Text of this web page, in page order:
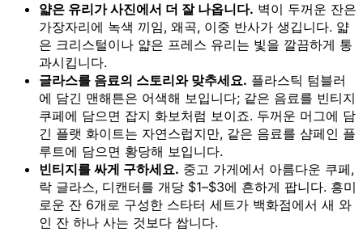
얇은 유리가 사진에서 더 잘 나옵니다. 벽이 두꺼운 잔은
가장자리에 녹색 끼임, 왜곡, 이중 반사가 생깁니다. 얇
은 크리스털이나 얇은 프레스 유리는 빛을 깔끔하게 통
과시킵니다.
글라스를 음료의 스토리와 맞추세요. 플라스틱 텀블러
에 담긴 맨해튼은 어색해 보입니다; 같은 음료를 빈티지
쿠페에 담으면 잡지 화보처럼 보이죠. 두꺼운 머그에 담
긴 플랫 화이트는 자연스럽지만, 같은 음료를 샴페인 플
루트에 담으면 황당해 보입니다.
빈티지를 싸게 구하세요. 중고 가게에서 아름다운 쿠페,
락 글라스, 디캔터를 개당 $1–$3에 흔하게 팝니다. 흥미
로운 잔 6개로 구성한 스타터 세트가 백화점에서 새 와
인 잔 하나 사는 것보다 쌉니다.